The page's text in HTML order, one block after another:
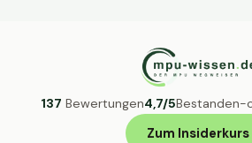
137 Bewertungen4,7/5Bestanden-
Zum Insiderkurs